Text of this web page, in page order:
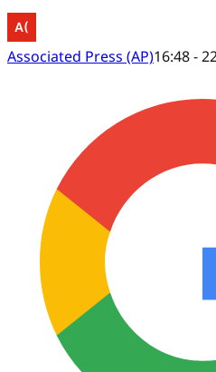
Associated Press (AP)16:48 -